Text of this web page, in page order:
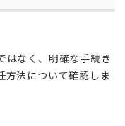
はなく、明確な手続き
方法について確認しま